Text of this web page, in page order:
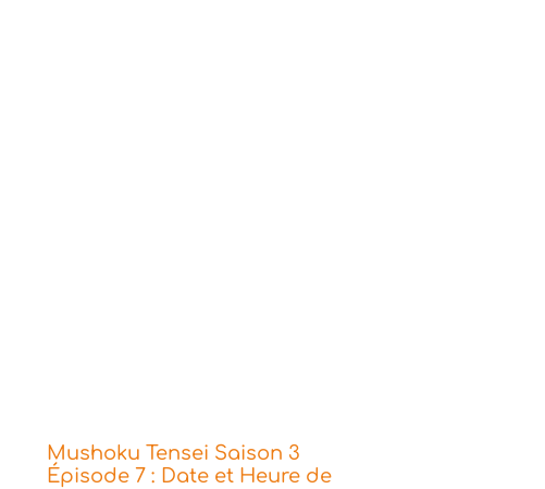
Mushoku Tensei Saison 3
Épisode 7 : Date et Heure de